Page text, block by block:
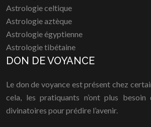
Astrologie celtique
Astrologie aztèque
Astrologie égyptienne
Astrologie tibétaine
DON DE VOYANCE
Le don de voyance est présent chez
cela, les pratiquants n’ont plus besoin
divinatoires pour prédire l’avenir.